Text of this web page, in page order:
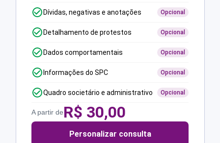
Dívidas, negativas e anotações Opcional
Detalhamento de protestos Opcional
Dados comportamentais Opcional
Informações do SPC Opcional
Quadro societário e administrativo Opcional
A partir deR$ 30,00
Personalizar consulta